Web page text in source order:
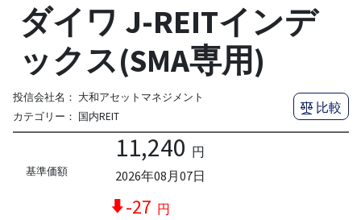
ダイワ J-REITインデ
ックス(SMA専用)
投信会社名： 大和アセットマネジメント
カテゴリー： 国内REIT
比較
基準価額
11,240 円
2026年08月07日
-27 円